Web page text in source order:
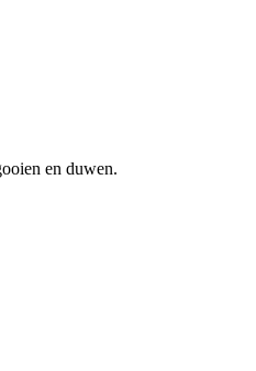
en duwen.